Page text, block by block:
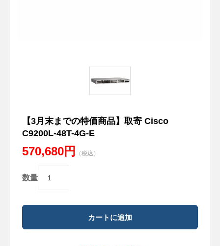
【3月末までの特価商品】取寄 Cisco
C9200L-48T-4G-E
570,680円 （税込）
数量